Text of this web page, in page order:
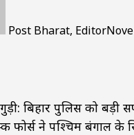
Post Bharat, Editor
बिहार पुलिस को बड़ी
फोर्स ने पश्चिम बंगाल के